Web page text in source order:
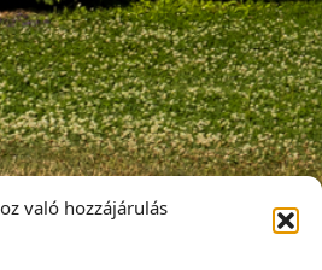
való hozzájárulás